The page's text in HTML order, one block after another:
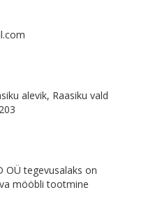
alevik, Raasiku vald
OÜ tegevusalaks on
mööbli tootmine